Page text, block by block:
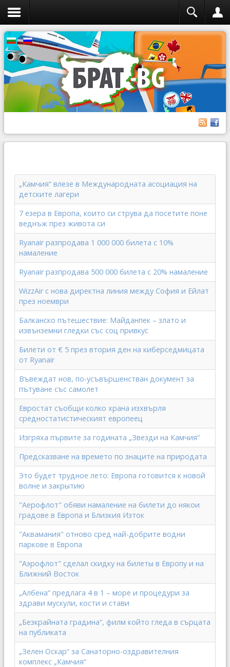
„Камчия“ влезе в Международната асоциация на
детските лагери
7 езера в Европа, които си струва да посетите поне
веднъж през живота си
Ryanair разпродава 1 000 000 билета с 10%
намаление
Ryanair разпродава 500 000 билета с 20% намаление
WizzAir с нова директна линия между София и Ейлат
през ноември
Балканско пътешествие: Майданпек – злато и
извънземни гледки със соц привкус
Билети от € 5 през втория ден на киберседмицата
от Ryanair
Въвеждат нов, по-усъвършенстван документ за
пътуване със самолет
Евростат съобщи колко храна изхвърля
средностатистическият европеец
Изгряха първите за годината „Звезди на Камчия“
Предсказване на времето по знаците на природата
Это будет трудное лето: Европа готовится к новой
волне и закрытию
"Аерофлот" обяви намаление на билети до някои
градове в Европа и Близкия Изток
"Аквамания" отново сред най-добрите водни
паркове в Европа
"Аэрофлот" сделал скидку на билеты в Европу и на
Ближний Восток
„Албена“ предлага 4 в 1 – море и процедури за
здрави мускули, кости и стави
„Безкрайната градина“, филм който гледа в сърцата
на публиката
„Зелен Оскар“ за Санаторно-оздравителния
комплекс „Камчия“